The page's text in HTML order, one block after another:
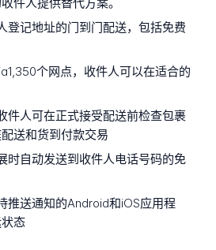
登记地址的门到门配送，包括免费
个网点，收件人可以在适合的
件人可在正式接受配送前检查包裹
送和货到付款交易
时自动发送到收件人电话号码的免
推送通知的Android和iOS应用程
态